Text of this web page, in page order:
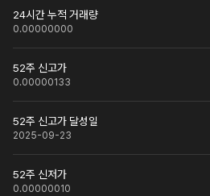
24시간 누적 거래량
0.00000000
52주 신고가
0.00000133
52주 신고가 달성일
2025-09-23
52주 신저가
0.00000010